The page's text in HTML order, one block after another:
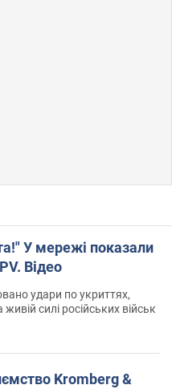
У мережі показали
Відео
удари по укриттях,
живій силі російських військ
Kromberg &